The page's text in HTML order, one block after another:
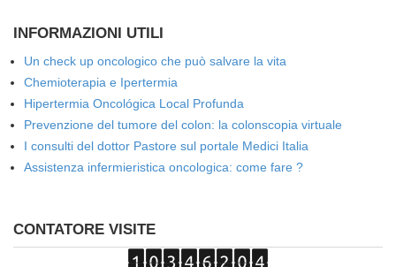
INFORMAZIONI UTILI
Un check up oncologico che può salvare la vita
Chemioterapia e Ipertermia
Hipertermia Oncológica Local Profunda
Prevenzione del tumore del colon: la colonscopia virtuale
I consulti del dottor Pastore sul portale Medici Italia
Assistenza infermieristica oncologica: come fare ?
CONTATORE VISITE